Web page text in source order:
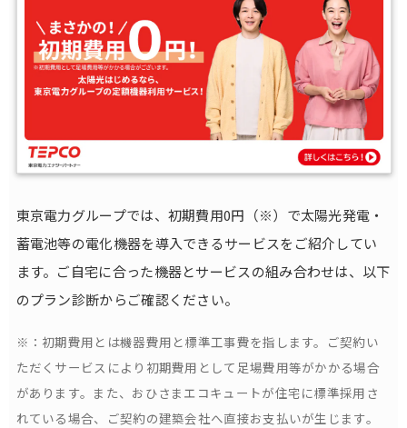
東京電力グループでは、初期費用0円（※）で太陽光発電・
蓄電池等の電化機器を導入できるサービスをご紹介してい
ます。ご自宅に合った機器とサービスの組み合わせは、以下
のプラン診断からご確認ください。
※：初期費用とは機器費用と標準工事費を指します。ご契約い
ただくサービスにより初期費用として足場費用等がかかる場合
があります。また、おひさまエコキュートが住宅に標準採用さ
れている場合、ご契約の建築会社へ直接お支払いが生じます。